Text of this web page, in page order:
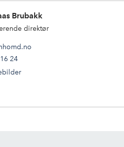
Brubakk
direktør
24